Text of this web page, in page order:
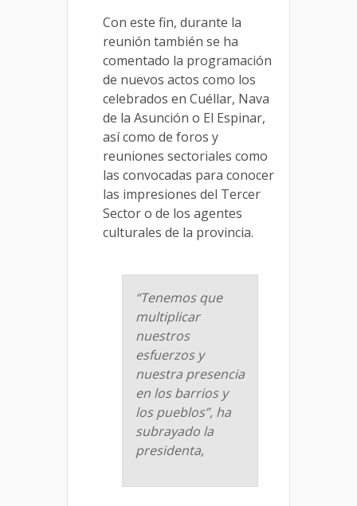
Con este fin, durante la
reunión también se ha
comentado la programación
de nuevos actos como los
celebrados en Cuéllar, Nava
de la Asunción o El Espinar,
así como de foros y
reuniones sectoriales como
las convocadas para conocer
las impresiones del Tercer
Sector o de los agentes
culturales de la provincia.
“Tenemos que
multiplicar
nuestros
esfuerzos y
nuestra presencia
en los barrios y
los pueblos”, ha
subrayado la
presidenta,